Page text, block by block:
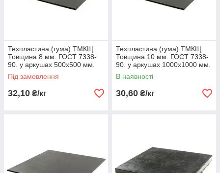
Техпластина (гума) ТМКЩ
Товщина 8 мм. ГОСТ 7338-
90. у аркушах 500х500 мм.
Під замовлення
32,10 ₴/кг
Техпластина (гума) ТМКЩ
Товщина 10 мм. ГОСТ 7338-
90. у аркушах 1000х1000 мм.
В наявності
30,60 ₴/кг